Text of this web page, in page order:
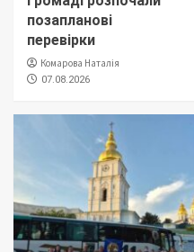
позапланові
перевірки
Комарова Наталія
07.08.2026